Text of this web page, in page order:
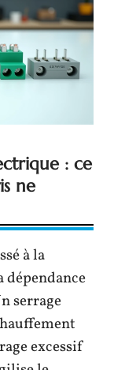
: ce
ne
à la
dépendance
serrage
excessif